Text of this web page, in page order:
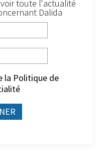
toute l'actualité
Dalida
la Politique de